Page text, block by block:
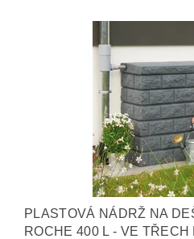
PLASTOVÁ NÁDRŽ NA
ROCHE 400 L - VE